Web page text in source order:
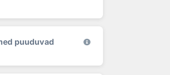
puuduvad